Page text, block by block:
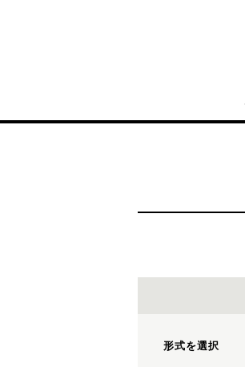
形式を選択